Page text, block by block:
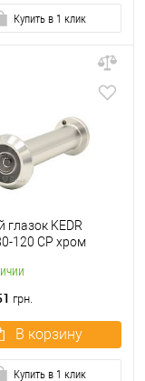
Купить в 1 клик
глазок KEDR
120 CP хром
грн.
В корзину
Купить в 1 клик